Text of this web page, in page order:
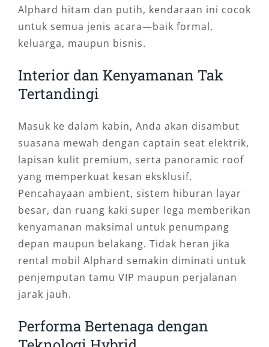
Alphard hitam dan putih, kendaraan ini cocok
untuk semua jenis acara—baik formal,
keluarga, maupun bisnis.
Interior dan Kenyamanan Tak
Tertandingi
Masuk ke dalam kabin, Anda akan disambut
suasana mewah dengan captain seat elektrik,
lapisan kulit premium, serta panoramic roof
yang memperkuat kesan eksklusif.
Pencahayaan ambient, sistem hiburan layar
besar, dan ruang kaki super lega memberikan
kenyamanan maksimal untuk penumpang
depan maupun belakang. Tidak heran jika
rental mobil Alphard semakin diminati untuk
penjemputan tamu VIP maupun perjalanan
jarak jauh.
Performa Bertenaga dengan